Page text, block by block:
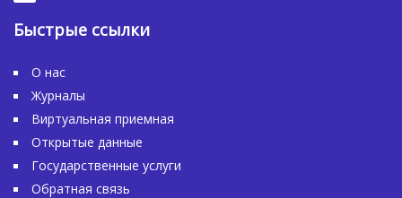
Быстрые ссылки
О нас
Журналы
Виртуальная приемная
Открытые данные
Государственные услуги
Обратная связь